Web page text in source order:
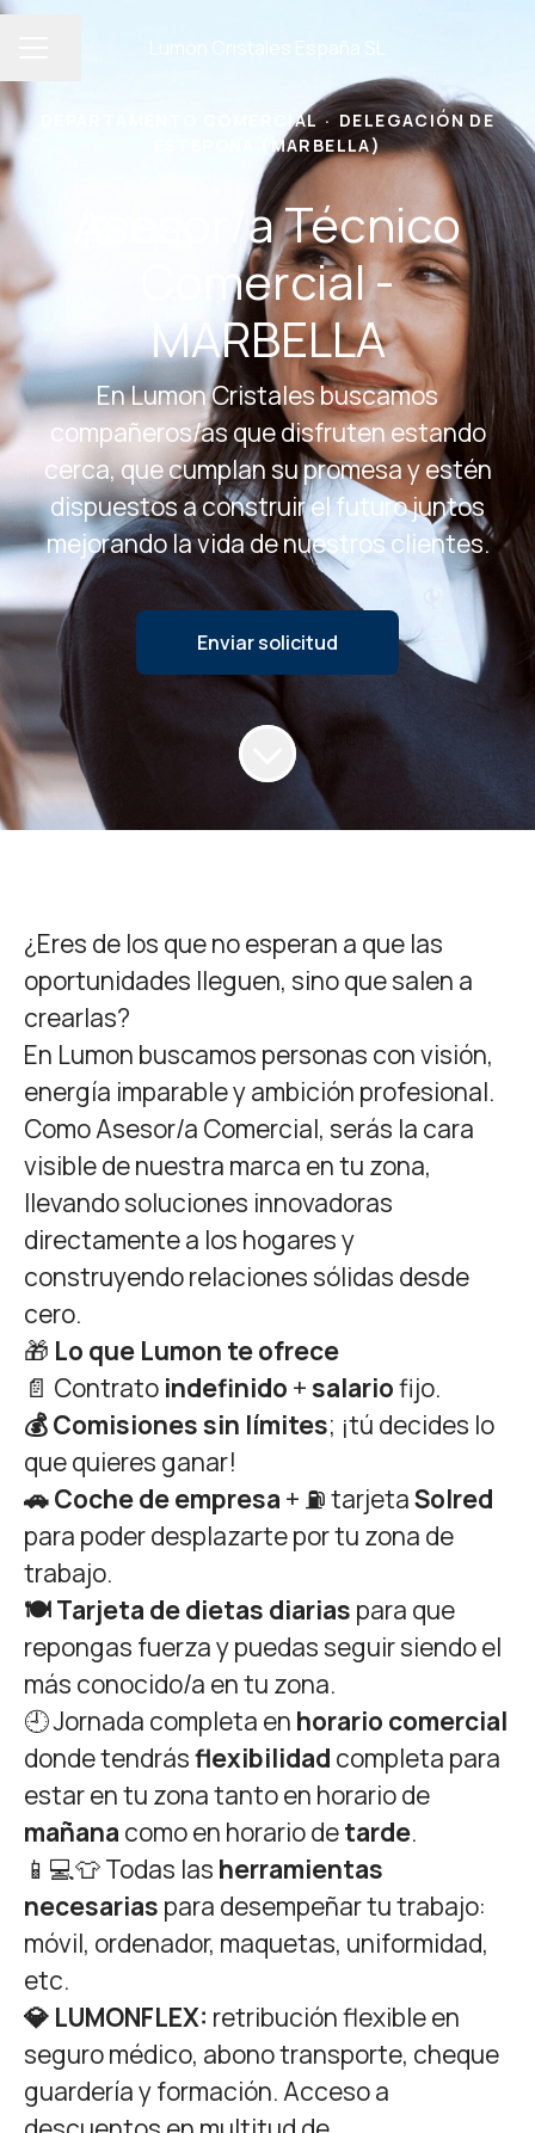
Lumon Cristales España SL
Compartir página
DEPARTAMENTO COMERCIAL · DELEGACIÓN DE
ESTEPONA (MARBELLA)
Asesor/a Técnico
Comercial -
MARBELLA
En Lumon Cristales buscamos
compañeros/as que disfruten estando
cerca, que cumplan su promesa y estén
dispuestos a construir el futuro juntos
mejorando la vida de nuestros clientes.
Enviar solicitud
¿Eres de los que no esperan a que las
oportunidades lleguen, sino que salen a
crearlas?
En Lumon buscamos personas con visión,
energía imparable y ambición profesional.
Como Asesor/a Comercial, serás la cara
visible de nuestra marca en tu zona,
llevando soluciones innovadoras
directamente a los hogares y
construyendo relaciones sólidas desde
cero.
🎁 Lo que Lumon te ofrece
📄 Contrato indefinido +salariofijo.
💰 Comisiones sin límites; ¡tú decides lo
que quieres ganar!
🚗 Coche de empresa + ⛽ tarjetaSolred
para poder desplazarte por tu zona de
trabajo.
🍽️ Tarjeta de dietas diarias para que
repongas fuerza y puedas seguir siendo el
más conocido/a en tu zona.
🕘 Jornada completa en horario comercial
donde tendrásflexibilidad completa para
estar en tu zona tanto en horario de
mañana como en horario detarde.
📱💻👕 Todas las herramientas
necesarias para desempeñar tu trabajo:
móvil, ordenador, maquetas, uniformidad,
etc.
💎 LUMONFLEX: retribución flexible en
seguro médico, abono transporte, cheque
guardería y formación. Acceso a